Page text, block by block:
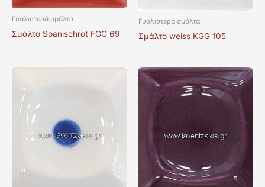
Γυαλιστερά σμάλτα
Σμάλτο Spanischrot FGG 69
Γυαλιστερά σμάλτα
Σμάλτο weiss KGG 105